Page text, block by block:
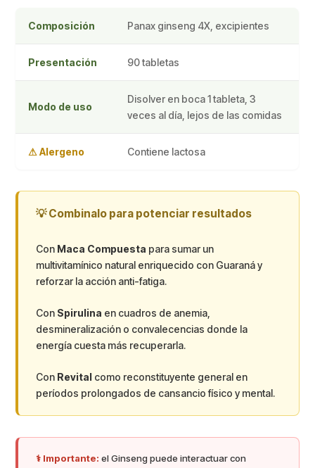
Composición Panax ginseng 4X, excipientes
Presentación 90 tabletas
Modo de uso
Disolver en boca 1 tableta, 3
veces al día, lejos de las comidas
⚠ Alergeno Contiene lactosa
💡 Combinalo para potenciar resultados
Con Maca Compuesta para sumar un
multivitamínico natural enriquecido con Guaraná y
reforzar la acción anti-fatiga.
Con Spirulina en cuadros de anemia,
desmineralización o convalecencias donde la
energía cuesta más recuperarla.
Con Revital como reconstituyente general en
períodos prolongados de cansancio físico y mental.
⚕️ Importante: el Ginseng puede interactuar con